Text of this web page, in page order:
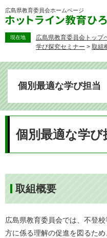
ー
広島県教育委員会ホームページ
現在地 広島県教育委員会トップ
学び探究セミナー > 取組
個別最適な学び担当
個別最適な学
取組概要
広島県教育委員会では、不登
方に係る理解の促進を図るた